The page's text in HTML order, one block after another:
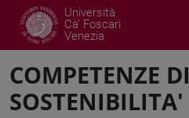
Università
Ca' Foscari
Venezia
COMPETENZE DI
SOSTENIBILITA'